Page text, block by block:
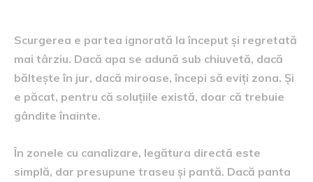
Scurgerea e partea ignorată la început și regretată
mai târziu. Dacă apa se adună sub chiuvetă, dacă
băltește în jur, dacă miroase, începi să eviți zona. Și
e păcat, pentru că soluțiile există, doar că trebuie
gândite înainte.
În zonele cu canalizare, legătura directă este
simplă, dar presupune traseu și pantă. Dacă panta